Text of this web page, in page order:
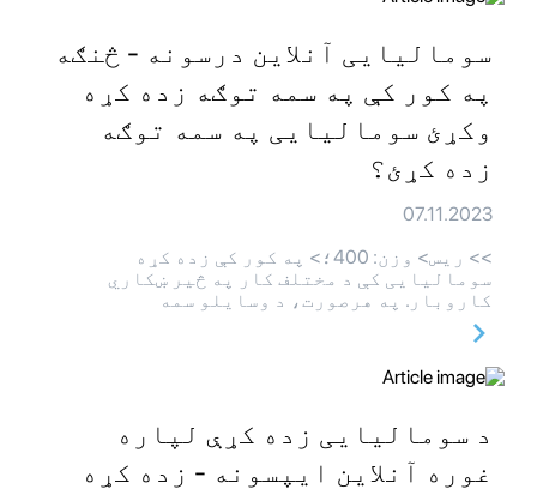
سومالیایی آنلاین درسونه - څنګه
په کور کې په سمه توګه زده کړه
وکړئ سومالیایی په سمه توګه
زده کړئ؟
07.11.2023
>> ريس> وزن: 400؛> په کور کې زده کړه
سومالیایی کې د مختلف کار په څیر ښکاري
کاروبار. په هرصورت، د وسایلو سمه
د سومالیایی زده کړې لپاره
غوره آنلاین ایپسونه - زده کړه